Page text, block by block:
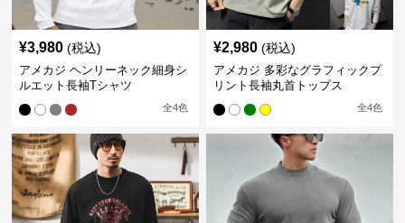
¥3,980 (税込)
アメカジ ヘンリーネック細身シ
ルエット長袖Tシャツ
全4色
¥2,980 (税込)
アメカジ 多彩なグラフィックプ
リント長袖丸首トップス
全4色